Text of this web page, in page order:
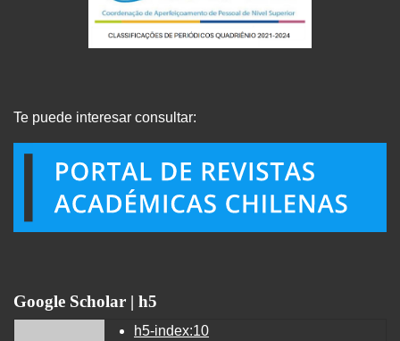
Te puede interesar consultar:
Google Scholar | h5
h5-index:10